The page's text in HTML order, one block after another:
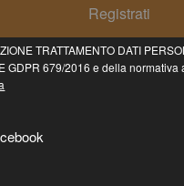
Registrati
TRATTAMENTO DATI
GDPR 679/2016 e della normativa